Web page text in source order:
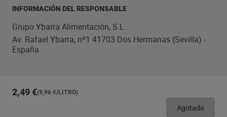
INFORMACIÓN DEL RESPONSABLE
Grupo Ybarra Alimentación, S.L.
Av. Rafael Ybarra, nº1 41703 Dos Hermanas (Sevilla) -
España
2,49 €(9,96 €/LITRO)
Agotado